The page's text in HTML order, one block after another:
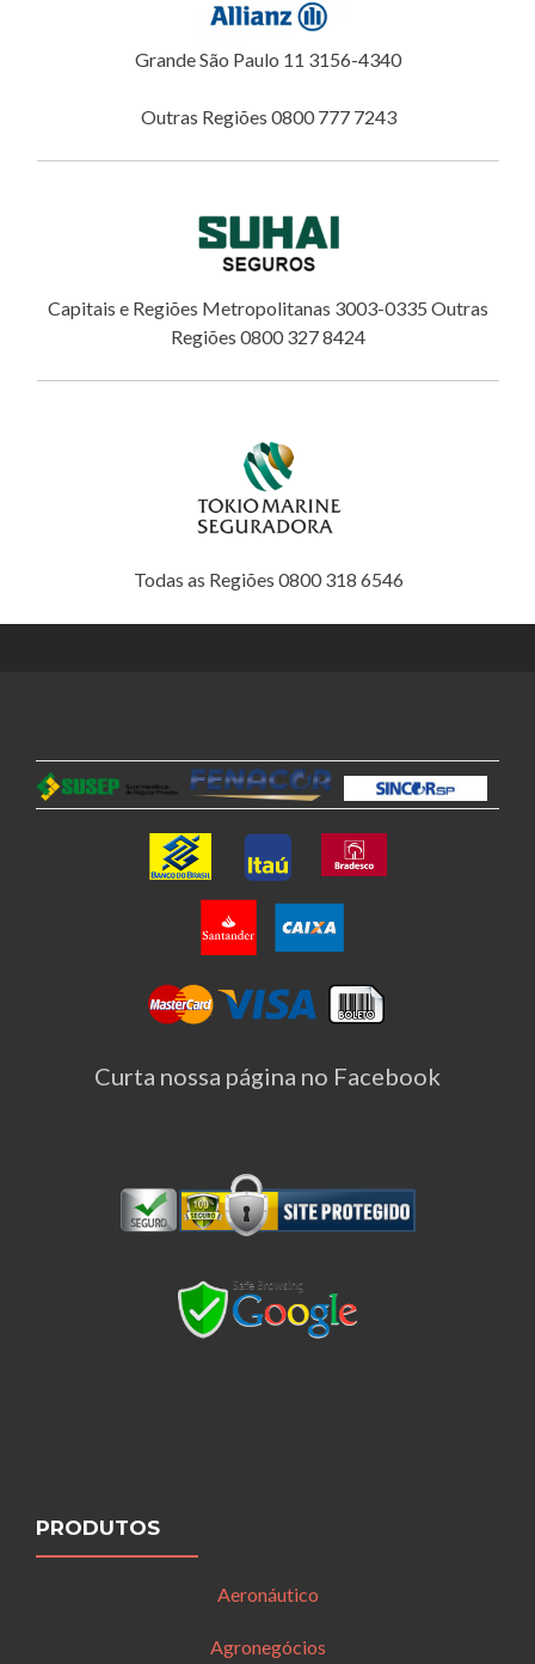
Grande São Paulo 11 3156-4340
Outras Regiões 0800 777 7243
Capitais e Regiões Metropolitanas 3003-0335 Outras
Regiões 0800 327 8424
Todas as Regiões 0800 318 6546
Curta nossa página no Facebook
PRODUTOS
Aeronáutico
Agronegócios